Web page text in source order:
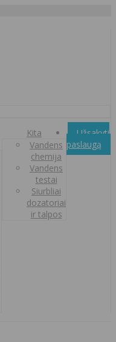
Kita
Vandens
chemija
Vandens
testai
Siurbliai
dozatoriai
ir talpos
Užsakyti
paslaugą